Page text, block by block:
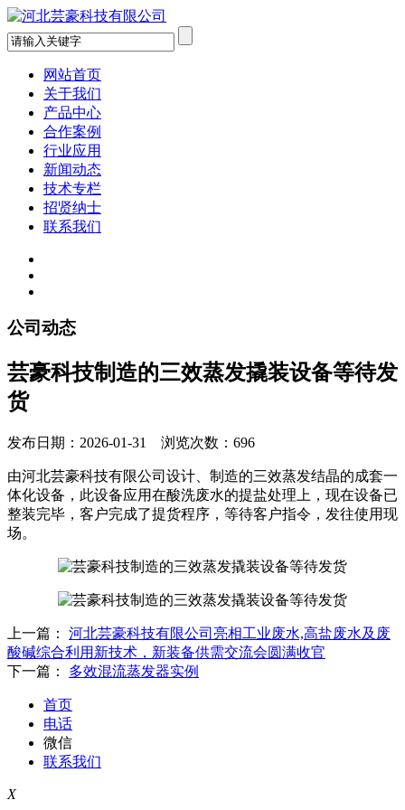
网站首页
关于我们
产品中心
合作案例
行业应用
新闻动态
技术专栏
招贤纳士
联系我们
公司动态
芸豪科技制造的三效蒸发撬装设备等待发
货
发布日期：2026-01-31 浏览次数：696
由河北芸豪科技有限公司设计、制造的三效蒸发结晶的成套一
体化设备，此设备应用在酸洗废水的提盐处理上，现在设备已
整装完毕，客户完成了提货程序，等待客户指令，发往使用现
场。
上一篇： 河北芸豪科技有限公司亮相工业废水,高盐废水及废
酸碱综合利用新技术，新装备供需交流会圆满收官
下一篇： 多效混流蒸发器实例
首页
电话
微信
联系我们
X